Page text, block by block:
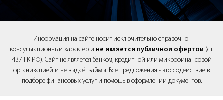
Информация на сайте носит исключительно справочно-
консультационный характер и не является публичной офертой (ст.
437 ГК РФ). Сайт не является банком, кредитной или микрофинансовой
организацией и не выдаёт займы. Все предложения - это содействие в
подборе финансовых услуг и помощь в оформлении документов.